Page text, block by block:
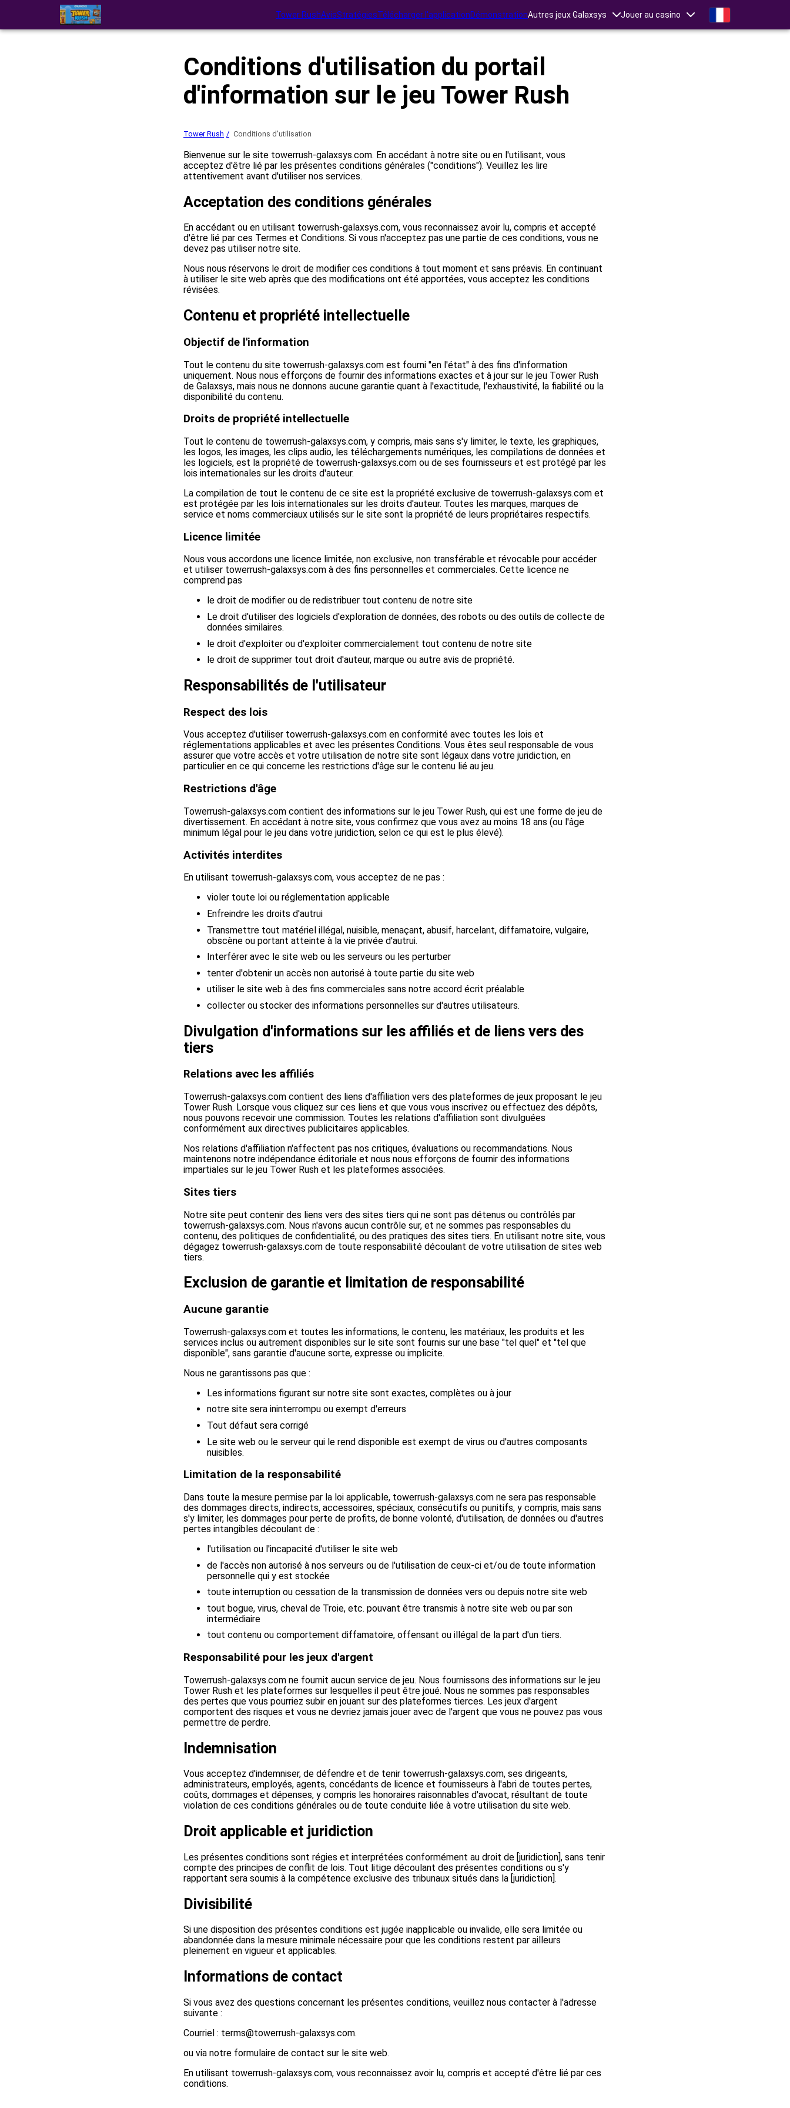
Tower RushAvisStratégiesTélécharger l'applicationDémonstrationAutres jeux Galaxsys Jouer au casino
Conditions d'utilisation du portail
d'information sur le jeu Tower Rush
Tower Rush Conditions d'utilisation
Bienvenue sur le site towerrush-galaxsys.com. En accédant à notre site ou en l'utilisant, vous
acceptez d'être lié par les présentes conditions générales ("conditions"). Veuillez les lire
attentivement avant d'utiliser nos services.
Acceptation des conditions générales
En accédant ou en utilisant towerrush-galaxsys.com, vous reconnaissez avoir lu, compris et accepté
d'être lié par ces Termes et Conditions. Si vous n'acceptez pas une partie de ces conditions, vous ne
devez pas utiliser notre site.
Nous nous réservons le droit de modifier ces conditions à tout moment et sans préavis. En continuant
à utiliser le site web après que des modifications ont été apportées, vous acceptez les conditions
révisées.
Contenu et propriété intellectuelle
Objectif de l'information
Tout le contenu du site towerrush-galaxsys.com est fourni "en l'état" à des fins d'information
uniquement. Nous nous efforçons de fournir des informations exactes et à jour sur le jeu Tower Rush
de Galaxsys, mais nous ne donnons aucune garantie quant à l'exactitude, l'exhaustivité, la fiabilité ou la
disponibilité du contenu.
Droits de propriété intellectuelle
Tout le contenu de towerrush-galaxsys.com, y compris, mais sans s'y limiter, le texte, les graphiques,
les logos, les images, les clips audio, les téléchargements numériques, les compilations de données et
les logiciels, est la propriété de towerrush-galaxsys.com ou de ses fournisseurs et est protégé par les
lois internationales sur les droits d'auteur.
La compilation de tout le contenu de ce site est la propriété exclusive de towerrush-galaxsys.com et
est protégée par les lois internationales sur les droits d'auteur. Toutes les marques, marques de
service et noms commerciaux utilisés sur le site sont la propriété de leurs propriétaires respectifs.
Licence limitée
Nous vous accordons une licence limitée, non exclusive, non transférable et révocable pour accéder
et utiliser towerrush-galaxsys.com à des fins personnelles et commerciales. Cette licence ne
comprend pas
le droit de modifier ou de redistribuer tout contenu de notre site
Le droit d'utiliser des logiciels d'exploration de données, des robots ou des outils de collecte de
données similaires.
le droit d'exploiter ou d'exploiter commercialement tout contenu de notre site
le droit de supprimer tout droit d'auteur, marque ou autre avis de propriété.
Responsabilités de l'utilisateur
Respect des lois
Vous acceptez d'utiliser towerrush-galaxsys.com en conformité avec toutes les lois et
réglementations applicables et avec les présentes Conditions. Vous êtes seul responsable de vous
assurer que votre accès et votre utilisation de notre site sont légaux dans votre juridiction, en
particulier en ce qui concerne les restrictions d'âge sur le contenu lié au jeu.
Restrictions d'âge
Towerrush-galaxsys.com contient des informations sur le jeu Tower Rush, qui est une forme de jeu de
divertissement. En accédant à notre site, vous confirmez que vous avez au moins 18 ans (ou l'âge
minimum légal pour le jeu dans votre juridiction, selon ce qui est le plus élevé).
Activités interdites
En utilisant towerrush-galaxsys.com, vous acceptez de ne pas :
violer toute loi ou réglementation applicable
Enfreindre les droits d'autrui
Transmettre tout matériel illégal, nuisible, menaçant, abusif, harcelant, diffamatoire, vulgaire,
obscène ou portant atteinte à la vie privée d'autrui.
Interférer avec le site web ou les serveurs ou les perturber
tenter d'obtenir un accès non autorisé à toute partie du site web
utiliser le site web à des fins commerciales sans notre accord écrit préalable
collecter ou stocker des informations personnelles sur d'autres utilisateurs.
Divulgation d'informations sur les affiliés et de liens vers des
tiers
Relations avec les affiliés
Towerrush-galaxsys.com contient des liens d'affiliation vers des plateformes de jeux proposant le jeu
Tower Rush. Lorsque vous cliquez sur ces liens et que vous vous inscrivez ou effectuez des dépôts,
nous pouvons recevoir une commission. Toutes les relations d'affiliation sont divulguées
conformément aux directives publicitaires applicables.
Nos relations d'affiliation n'affectent pas nos critiques, évaluations ou recommandations. Nous
maintenons notre indépendance éditoriale et nous nous efforçons de fournir des informations
impartiales sur le jeu Tower Rush et les plateformes associées.
Sites tiers
Notre site peut contenir des liens vers des sites tiers qui ne sont pas détenus ou contrôlés par
towerrush-galaxsys.com. Nous n'avons aucun contrôle sur, et ne sommes pas responsables du
contenu, des politiques de confidentialité, ou des pratiques des sites tiers. En utilisant notre site, vous
dégagez towerrush-galaxsys.com de toute responsabilité découlant de votre utilisation de sites web
tiers.
Exclusion de garantie et limitation de responsabilité
Aucune garantie
Towerrush-galaxsys.com et toutes les informations, le contenu, les matériaux, les produits et les
services inclus ou autrement disponibles sur le site sont fournis sur une base "tel quel" et "tel que
disponible", sans garantie d'aucune sorte, expresse ou implicite.
Nous ne garantissons pas que :
Les informations figurant sur notre site sont exactes, complètes ou à jour
notre site sera ininterrompu ou exempt d'erreurs
Tout défaut sera corrigé
Le site web ou le serveur qui le rend disponible est exempt de virus ou d'autres composants
nuisibles.
Limitation de la responsabilité
Dans toute la mesure permise par la loi applicable, towerrush-galaxsys.com ne sera pas responsable
des dommages directs, indirects, accessoires, spéciaux, consécutifs ou punitifs, y compris, mais sans
s'y limiter, les dommages pour perte de profits, de bonne volonté, d'utilisation, de données ou d'autres
pertes intangibles découlant de :
l'utilisation ou l'incapacité d'utiliser le site web
de l'accès non autorisé à nos serveurs ou de l'utilisation de ceux-ci et/ou de toute information
personnelle qui y est stockée
toute interruption ou cessation de la transmission de données vers ou depuis notre site web
tout bogue, virus, cheval de Troie, etc. pouvant être transmis à notre site web ou par son
intermédiaire
tout contenu ou comportement diffamatoire, offensant ou illégal de la part d'un tiers.
Responsabilité pour les jeux d'argent
Towerrush-galaxsys.com ne fournit aucun service de jeu. Nous fournissons des informations sur le jeu
Tower Rush et les plateformes sur lesquelles il peut être joué. Nous ne sommes pas responsables
des pertes que vous pourriez subir en jouant sur des plateformes tierces. Les jeux d'argent
comportent des risques et vous ne devriez jamais jouer avec de l'argent que vous ne pouvez pas vous
permettre de perdre.
Indemnisation
Vous acceptez d'indemniser, de défendre et de tenir towerrush-galaxsys.com, ses dirigeants,
administrateurs, employés, agents, concédants de licence et fournisseurs à l'abri de toutes pertes,
coûts, dommages et dépenses, y compris les honoraires raisonnables d'avocat, résultant de toute
violation de ces conditions générales ou de toute conduite liée à votre utilisation du site web.
Droit applicable et juridiction
Les présentes conditions sont régies et interprétées conformément au droit de [juridiction], sans tenir
compte des principes de conflit de lois. Tout litige découlant des présentes conditions ou s'y
rapportant sera soumis à la compétence exclusive des tribunaux situés dans la [juridiction].
Divisibilité
Si une disposition des présentes conditions est jugée inapplicable ou invalide, elle sera limitée ou
abandonnée dans la mesure minimale nécessaire pour que les conditions restent par ailleurs
pleinement en vigueur et applicables.
Informations de contact
Si vous avez des questions concernant les présentes conditions, veuillez nous contacter à l'adresse
suivante :
Courriel : terms@towerrush-galaxsys.com.
ou via notre formulaire de contact sur le site web.
En utilisant towerrush-galaxsys.com, vous reconnaissez avoir lu, compris et accepté d'être lié par ces
conditions.